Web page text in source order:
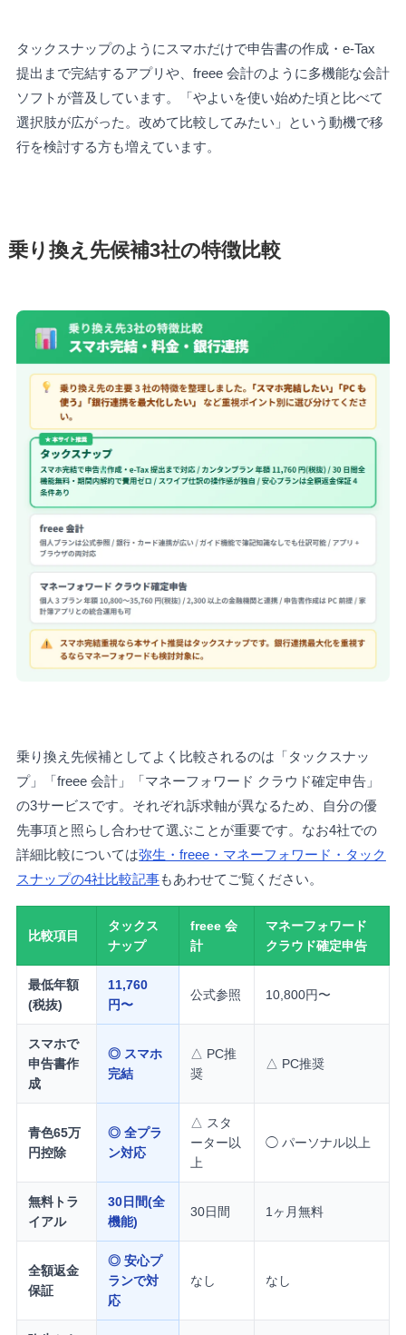
タックスナップのようにスマホだけで申告書の作成・e-Tax
提出まで完結するアプリや、freee 会計のように多機能な会計
ソフトが普及しています。「やよいを使い始めた頃と比べて
選択肢が広がった。改めて比較してみたい」という動機で移
行を検討する方も増えています。
乗り換え先候補3社の特徴比較
乗り換え先候補としてよく比較されるのは「タックスナッ
プ」「freee 会計」「マネーフォワード クラウド確定申告」
の3サービスです。それぞれ訴求軸が異なるため、自分の優
先事項と照らし合わせて選ぶことが重要です。なお4社での
詳細比較については弥生・freee・マネーフォワード・タック
スナップの4社比較記事もあわせてご覧ください。
比較項目
タックス
ナップ
freee 会
計
マネーフォワード
クラウド確定申告
最低年額
(税抜)
11,760
円〜
公式参照 10,800円〜
スマホで
申告書作
成
◎ スマホ
完結
△ PC推
奨
△ PC推奨
青色65万
円控除
◎ 全プラ
ン対応
△ スタ
ーター以
上
◯ パーソナル以上
無料トラ
イアル
30日間(全
機能)
30日間 1ヶ月無料
全額返金
保証
◎ 安心プ
ランで対
応
なし なし